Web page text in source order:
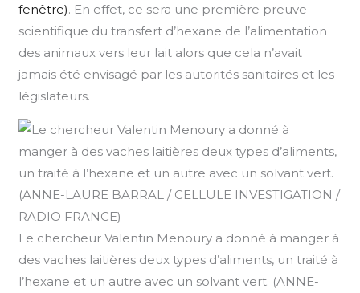
fenêtre). En effet, ce sera une première preuve
scientifique du transfert d’hexane de l’alimentation
des animaux vers leur lait alors que cela n’avait
jamais été envisagé par les autorités sanitaires et les
législateurs.
Le chercheur Valentin Menoury a donné à manger à
des vaches laitières deux types d’aliments, un traité à
l’hexane et un autre avec un solvant vert. (ANNE-